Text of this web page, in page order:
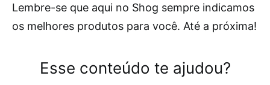
Lembre-se que aqui no Shog sempre indicamos
os melhores produtos para você. Até a próxima!
Esse conteúdo te ajudou?